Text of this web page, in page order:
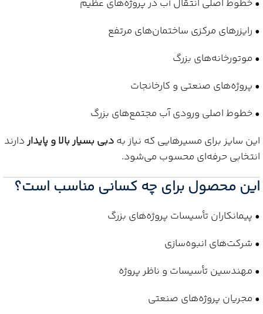
• خطوط اصلی انتقال آب در پروژه‌های عظیم
• رایزرهای مرکزی ساختمان‌های مرتفع
• موتورخانه‌های بزرگ
• پروژه‌های صنعتی و کارخانجات
• خطوط اصلی ورودی آب مجتمع‌های بزرگ
این سایز برای مسیرهایی که نیاز بهدبی بسیار بالا و پایداردارند
انتخابی حرفه‌ای محسوب می‌شود.
این محصول برای چه کسانی مناسب است؟
• پیمانکاران تأسیسات پروژه‌های بزرگ
• شرکت‌های انبوه‌سازی
• مهندسین تأسیسات و ناظر پروژه
• مجریان پروژه‌های صنعتی